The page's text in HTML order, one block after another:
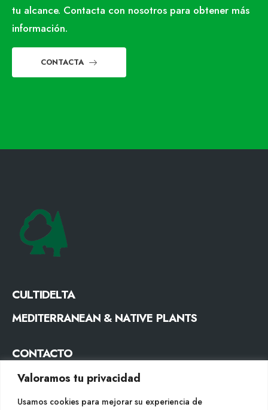
Valoramos tu privacidad
Usamos cookies para mejorar su experiencia de
tu alcance. Contacta con nosotros para obtener más
información.
CONTACTA
CULTIDELTA
MEDITERRANEAN & NATIVE PLANTS
CONTACTO
Tel. +34 977053013